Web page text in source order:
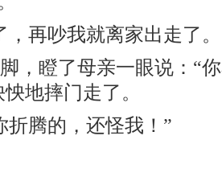
，再吵我就离家出走了
，瞪了母亲一眼说：“
地摔门走了。
你折腾的，还